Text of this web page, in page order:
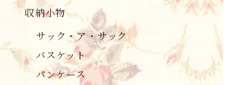
収納小物
サック・ア・サック
バスケット
パンケース